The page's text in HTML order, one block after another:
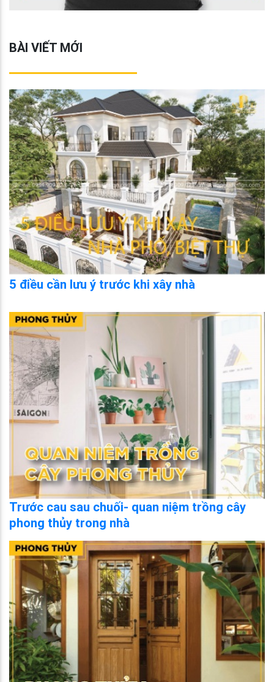
BÀI VIẾT MỚI
5 điều cần lưu ý trước khi xây nhà
Trước cau sau chuối- quan niệm trồng cây
phong thủy trong nhà